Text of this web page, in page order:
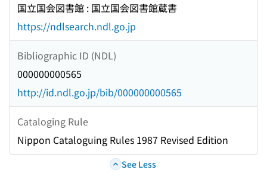
国立国会図書館 : 国立国会図書館蔵書
https://ndlsearch.ndl.go.jp
Bibliographic ID (NDL)
000000000565
http://id.ndl.go.jp/bib/000000000565
Cataloging Rule
Nippon Cataloguing Rules 1987 Revised Edition
See Less